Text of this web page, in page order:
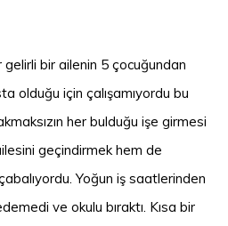
bir ailenin 5 çocuğundan
olduğu için çalışamıyordu bu
her bulduğu işe girmesi
geçindirmek hem de
Yoğun iş saatlerinden
ve okulu bıraktı. Kısa bir